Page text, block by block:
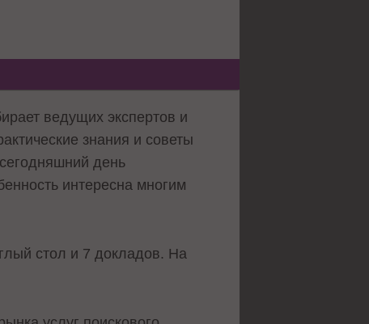
ведущих экспертов и
знания и советы
день
интересна многим
стол и 7 докладов. На